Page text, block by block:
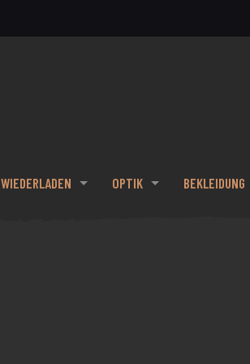
WIEDERLADEN OPTIK BEKLEIDUNG